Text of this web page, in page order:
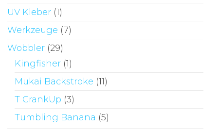
UV Kleber (1)
Werkzeuge (7)
Wobbler (29)
Kingfisher (1)
Mukai Backstroke (11)
T CrankUp (3)
Tumbling Banana (5)